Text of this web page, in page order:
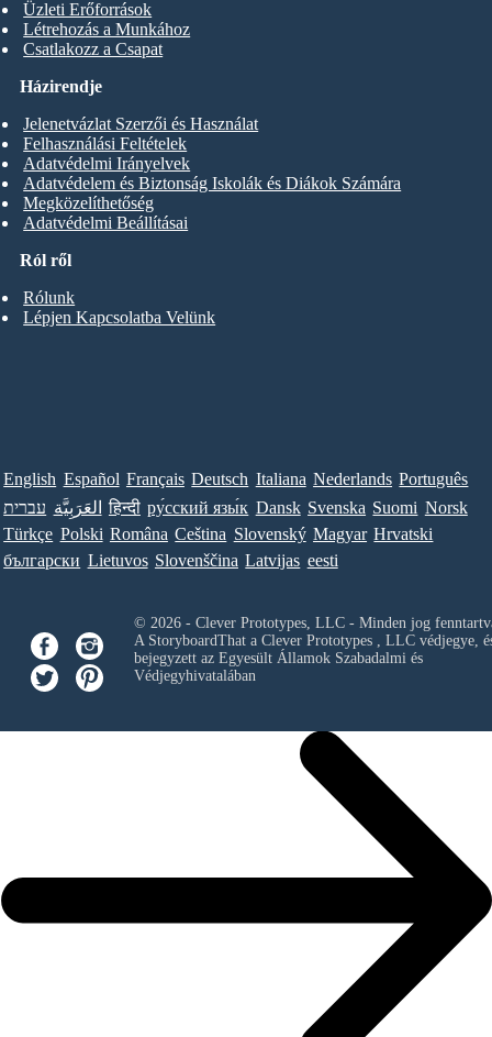
Üzleti Erőforrások
Létrehozás a Munkához
Csatlakozz a Csapat
Ról ről
Rólunk
Lépjen Kapcsolatba Velünk
Házirendje
Jelenetvázlat Szerzői és Használat
Felhasználási Feltételek
Adatvédelmi Irányelvek
Adatvédelem és Biztonság Iskolák és Diákok Számára
Megközelíthetőség
Adatvédelmi Beállításai
English Español Français Deutsch Italiana Nederlands Português
עברית العَرَبِيَّة हिन्दी ру́сский язы́к Dansk Svenska Suomi Norsk
Türkçe Polski Româna Ceština Slovenský Magyar Hrvatski
български Lietuvos Slovenščina Latvijas eesti
© 2026 - Clever Prototypes, LLC - Minden jog
A StoryboardThat a Clever Prototypes , LLCvédjegye,
bejegyzett az Egyesült Államok Szabadalmi és
Védjegyhivatalában